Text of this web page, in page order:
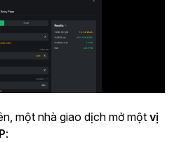
một nhà giao dịch mở một vị
: